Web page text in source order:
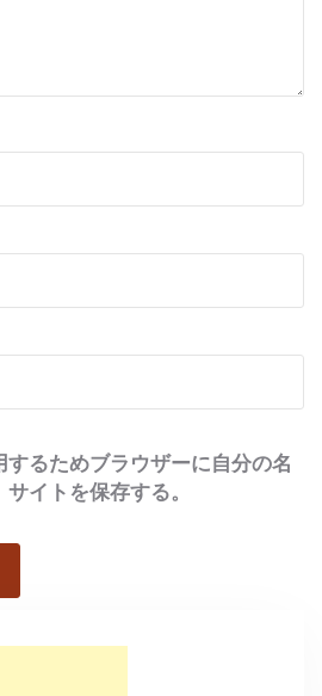
るためブラウザーに自分の名
イトを保存する。